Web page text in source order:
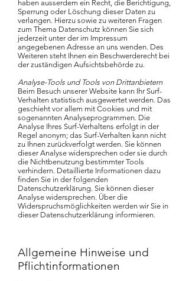
haben ausserdem ein Recht, die Berichtigung,
Sperrung oder Löschung dieser Daten zu
verlangen. Hierzu sowie zu weiteren Fragen
zum Thema Datenschutz können Sie sich
jederzeit unter der im Impressum
angegebenen Adresse an uns wenden. Des
Weiteren steht Ihnen ein Beschwerderecht bei
der zuständigen Aufsichtsbehörde zu.
Analyse-Tools und Tools von Drittanbietern
Beim Besuch unserer Website kann Ihr Surf-
Verhalten statistisch ausgewertet werden. Das
geschieht vor allem mit Cookies und mit
sogenannten Analyseprogrammen. Die
Analyse Ihres Surf-Verhaltens erfolgt in der
Regel anonym; das Surf-Verhalten kann nicht
zu Ihnen zurückverfolgt werden. Sie können
dieser Analyse widersprechen oder sie durch
die Nichtbenutzung bestimmter Tools
verhindern. Detaillierte Informationen dazu
finden Sie in der folgenden
Datenschutzerklärung. Sie können dieser
Analyse widersprechen. Über die
Widerspruchsmöglichkeiten werden wir Sie in
dieser Datenschutzerklärung informieren.
Allgemeine Hinweise und
Pflichtinformationen